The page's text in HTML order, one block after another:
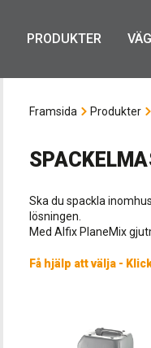
PRODUKTER
Framsida Produkter
Ska du spackla
lösningen.
Med Alfix PlaneMix
Få hjälp att välja -